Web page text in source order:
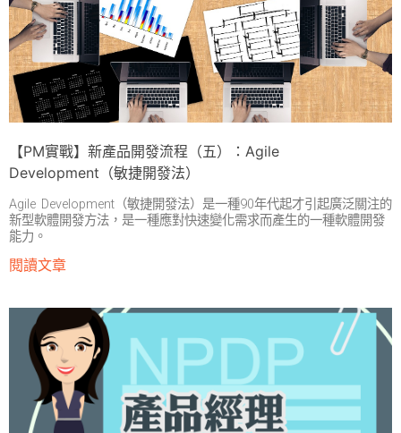
【PM實戰】新產品開發流程（五）：Agile
Development（敏捷開發法）
Agile Development（敏捷開發法）是一種90年代起才引起廣泛關注的
新型軟體開發方法，是一種應對快速變化需求而產生的一種軟體開發
能力。
閱讀文章